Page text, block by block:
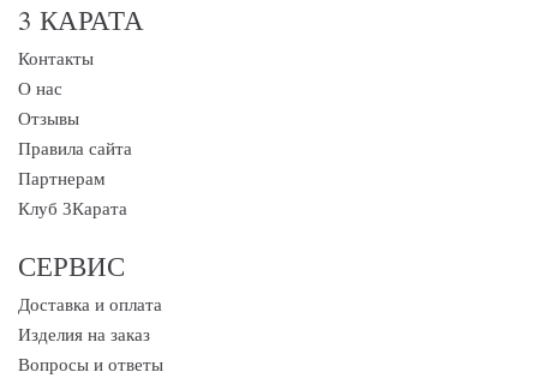
3 КАРАТА
Контакты
О нас
Отзывы
Правила сайта
Партнерам
Клуб 3Карата
СЕРВИС
Доставка и оплата
Изделия на заказ
Вопросы и ответы